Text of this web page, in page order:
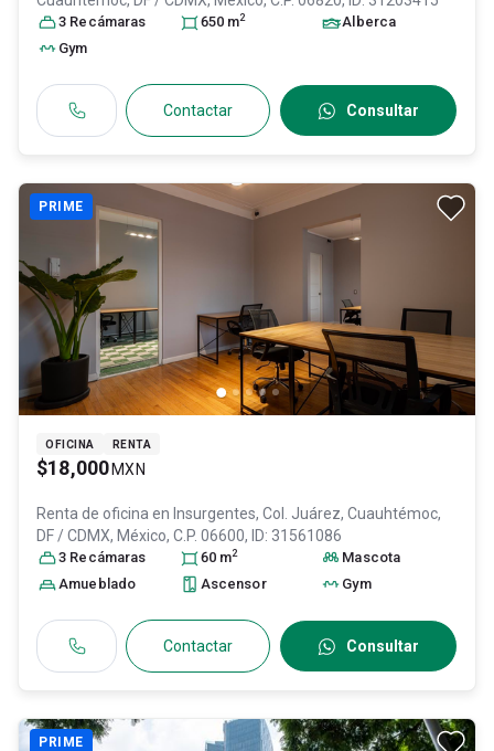
3 Recámaras 650 m2
Alberca
Gym
Contactar Consultar
PRIME
OFICINA RENTA
$18,000 MXN
Renta de oficina en Insurgentes, Col. Juárez, Cuauhtémoc,
DF / CDMX, México, C.P. 06600, ID: 31561086
3 Recámaras 60 m2
Mascota
Amueblado
Ascensor Gym
Contactar Consultar
PRIME